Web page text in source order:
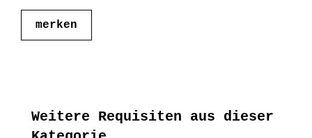
merken
Weitere Requisiten aus dieser